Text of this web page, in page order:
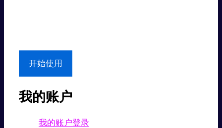
开始使用
我的账户
我的账户登录